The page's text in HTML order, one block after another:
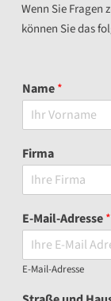
Wenn Sie Fragen
können Sie das
Name*
o
r
m
e
Firma
E-Mail-Adresse*
E-Mail-Adresse